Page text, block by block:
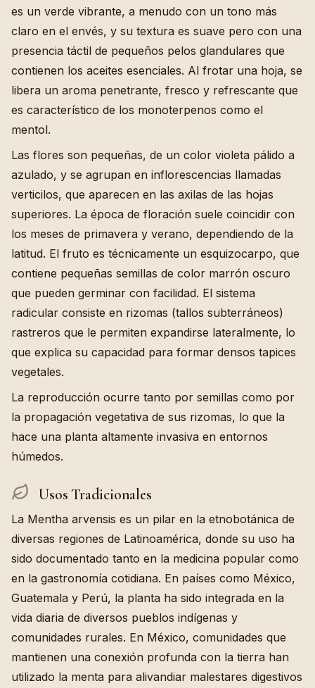
es un verde vibrante, a menudo con un tono más
claro en el envés, y su textura es suave pero con una
presencia táctil de pequeños pelos glandulares que
contienen los aceites esenciales. Al frotar una hoja, se
libera un aroma penetrante, fresco y refrescante que
es característico de los monoterpenos como el
mentol.
Las flores son pequeñas, de un color violeta pálido a
azulado, y se agrupan en inflorescencias llamadas
verticilos, que aparecen en las axilas de las hojas
superiores. La época de floración suele coincidir con
los meses de primavera y verano, dependiendo de la
latitud. El fruto es técnicamente un esquizocarpo, que
contiene pequeñas semillas de color marrón oscuro
que pueden germinar con facilidad. El sistema
radicular consiste en rizomas (tallos subterráneos)
rastreros que le permiten expandirse lateralmente, lo
que explica su capacidad para formar densos tapices
vegetales.
La reproducción ocurre tanto por semillas como por
la propagación vegetativa de sus rizomas, lo que la
hace una planta altamente invasiva en entornos
húmedos.
Usos Tradicionales
La Mentha arvensis es un pilar en la etnobotánica de
diversas regiones de Latinoamérica, donde su uso ha
sido documentado tanto en la medicina popular como
en la gastronomía cotidiana. En países como México,
Guatemala y Perú, la planta ha sido integrada en la
vida diaria de diversos pueblos indígenas y
comunidades rurales. En México, comunidades que
mantienen una conexión profunda con la tierra han
utilizado la menta para alivandiar malestares digestivos